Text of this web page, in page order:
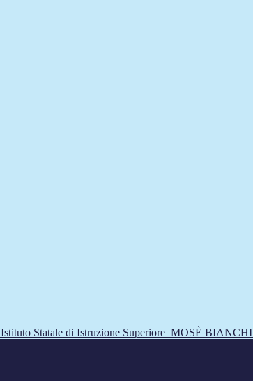
Istituto Statale di Istruzione Superiore MOSÈ BIANCHI